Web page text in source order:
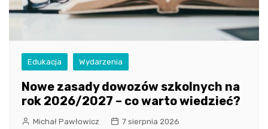
Edukacja Wydarzenia
Nowe zasady dowozów szkolnych na
rok 2026/2027 – co warto wiedzieć?
Michał Pawłowicz 7 sierpnia 2026